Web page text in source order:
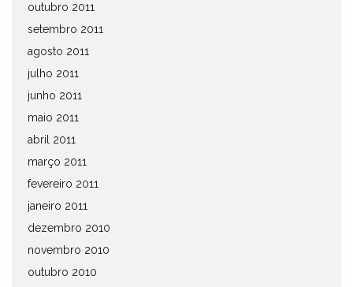
outubro 2011
setembro 2011
agosto 2011
julho 2011
junho 2011
maio 2011
abril 2011
março 2011
fevereiro 2011
janeiro 2011
dezembro 2010
novembro 2010
outubro 2010